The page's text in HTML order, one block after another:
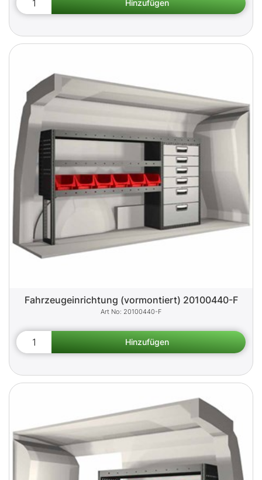
Fahrzeugeinrichtung (vormontiert) 20100440-F
20100440-F